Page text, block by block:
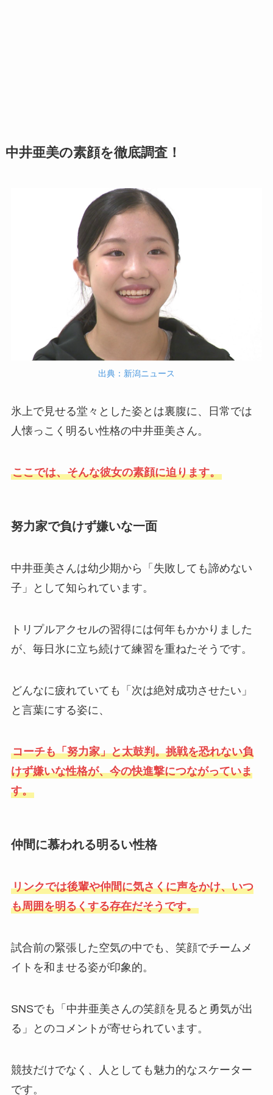
中井亜美の素顔を徹底調査！
出典：新潟ニュース
氷上で見せる堂々とした姿とは裏腹に、日常では
人懐っこく明るい性格の中井亜美さん。
ここでは、そんな彼女の素顔に迫ります。
努力家で負けず嫌いな一面
中井亜美さんは幼少期から「失敗しても諦めない
子」として知られています。
トリプルアクセルの習得には何年もかかりました
が、毎日氷に立ち続けて練習を重ねたそうです。
どんなに疲れていても「次は絶対成功させたい」
と言葉にする姿に、
コーチも「努力家」と太鼓判。挑戦を恐れない負
けず嫌いな性格が、今の快進撃につながっていま
す。
仲間に慕われる明るい性格
リンクでは後輩や仲間に気さくに声をかけ、いつ
も周囲を明るくする存在だそうです。
試合前の緊張した空気の中でも、笑顔でチームメ
イトを和ませる姿が印象的。
SNSでも「中井亜美さんの笑顔を見ると勇気が出
る」とのコメントが寄せられています。
競技だけでなく、人としても魅力的なスケーター
です。